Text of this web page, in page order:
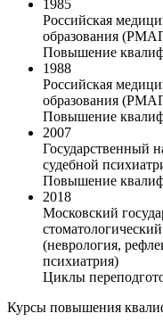
1985
Российская
образования
Повышение
1988
Российская
образования
Повышение
2007
Государственный
судебной
Повышение
2018
Московский
(неврология,
психиатрия)
Циклы
Курсы повышения